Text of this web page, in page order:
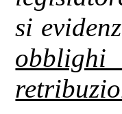
si
obblighi